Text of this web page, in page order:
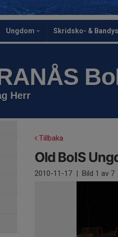
Ungdom Skridsko- &
Herr
Tillbaka
Old BoIS
2010-11-17 | Bild 1 av 7